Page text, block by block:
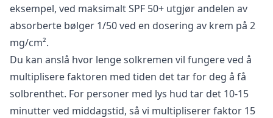
eksempel, ved maksimalt SPF 50+ utgjør andelen av
absorberte bølger 1/50 ved en dosering av krem på 2
mg/cm².
Du kan anslå hvor lenge solkremen vil fungere ved å
multiplisere faktoren med tiden det tar for deg å få
solbrenthet. For personer med lys hud tar det 10-15
minutter ved middagstid, så vi multipliserer faktor 15